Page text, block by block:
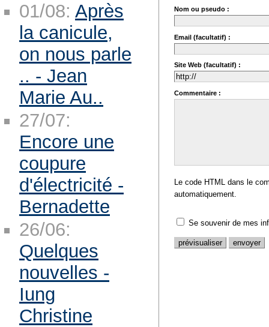
Nom ou pseudo :
Email (facultatif) :
Site Web (facultatif) :
Commentaire :
Le code HTML dans le
automatiquement.
Se souvenir de mes
01/08: Après
la canicule,
on nous parle
.. - Jean
Marie Au..
27/07:
Encore une
coupure
d'électricité -
Bernadette
26/06:
Quelques
nouvelles -
Iung
Christine